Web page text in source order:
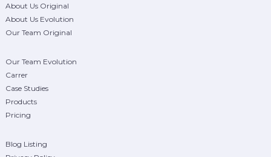
About Us Original
About Us Evolution
Our Team Original
Our Team Evolution
Carrer
Case Studies
Products
Pricing
Blog Listing